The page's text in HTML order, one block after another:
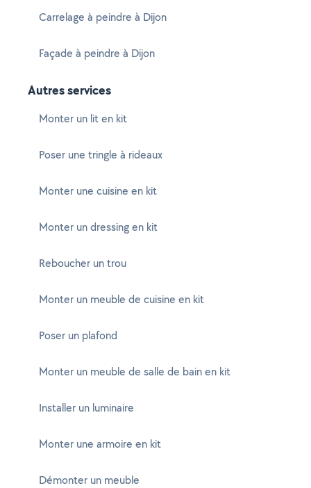
Carrelage à peindre à Dijon
Façade à peindre à Dijon
Autres services
Monter un lit en kit
Poser une tringle à rideaux
Monter une cuisine en kit
Monter un dressing en kit
Reboucher un trou
Monter un meuble de cuisine en kit
Poser un plafond
Monter un meuble de salle de bain en kit
Installer un luminaire
Monter une armoire en kit
Démonter un meuble